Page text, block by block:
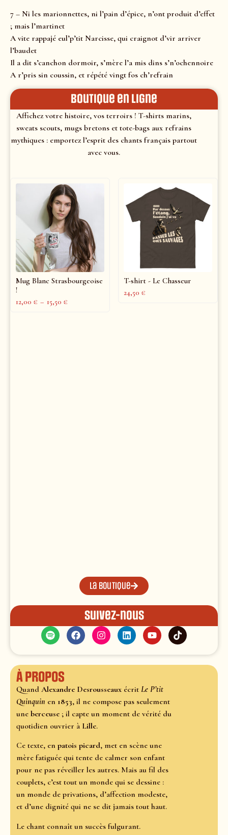
7 – Ni les marionnettes, ni l’pain d’épice, n’ont produit d’effet
; mais l’martinet
A vite rappajé eul’p’tit Narcisse, qui craignot d’vir arriver
l’baudet
Il a dit s’canchon dormoir, s’mère l’a mis dins s’n’ochennoire
A r’pris sin coussin, et répété vingt fos ch’refrain
Boutique en ligne
Affichez votre histoire, vos terroirs ! T-shirts marins,
sweats scouts, mugs bretons et tote-bags aux refrains
mythiques : emportez l’esprit des chants français partout
avec vous.
Mug Blanc Strasbourgeoise
!
12,00 € – 15,50 €
T-shirt - Le Chasseur
24,50 €
La boutique
Suivez-nous
À propos
Quand Alexandre Desrousseaux écrit Le P’tit
Quinquin en 1853, il ne compose pas seulement
une berceuse ; il capte un moment de vérité du
quotidien ouvrier à Lille.
Ce texte, en patois picard, met en scène une
mère fatiguée qui tente de calmer son enfant
pour ne pas réveiller les autres. Mais au fil des
couplets, c’est tout un monde qui se dessine :
un monde de privations, d’affection modeste,
et d’une dignité qui ne se dit jamais tout haut.
Le chant connaît un succès fulgurant.